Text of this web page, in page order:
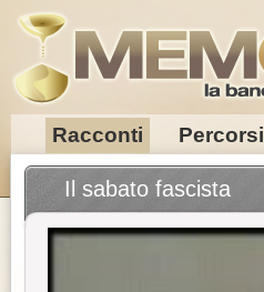
Racconti Percorsi
Il sabato fascista